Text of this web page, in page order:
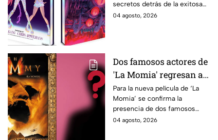
inéditas: ¿se venderá
en México?
secretos detrás de la exitosa
película gracias a un nuevo
04 agosto, 2026
Dos famosos actores de
'La Momia' regresan a
la nueva película;
descubre de quiénes se
tratan
Para la nueva película de ‘La
Momia’ se confirma la
presencia de dos famosos
actores, ya se dio a conocer
04 agosto, 2026